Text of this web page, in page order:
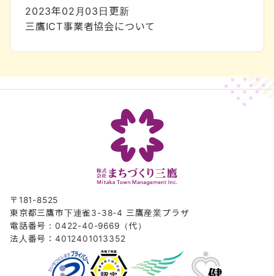
2023年02月03日 更新
三鷹ICT事業者協会について
〒181-8525
東京都三鷹市下連雀3-38-4 三鷹産業プラザ
電話番号：0422-40-9669（代）
法人番号：4012401013352